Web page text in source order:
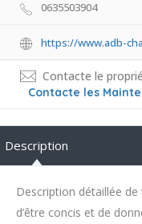
0635503904
https://www.adb-
Contacte le
Contacte les
Description
Description détaillée de
d’être concis et de